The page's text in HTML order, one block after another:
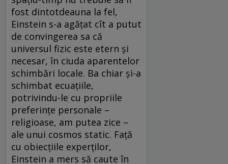
fost dintotdeauna la fel,
Einstein s-a agățat cît a putut
de convingerea sa că
universul fizic este etern și
necesar, în ciuda aparentelor
schimbări locale. Ba chiar și-a
schimbat ecuațiile,
potrivindu-le cu propriile
preferințe personale –
religioase, am putea zice –
ale unui cosmos static. Față
cu obiecțiile experților,
Einstein a mers să caute în